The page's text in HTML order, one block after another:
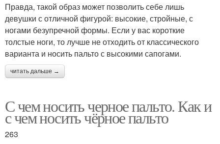
Правда, такой образ может позволить себе лишь
девушки с отличной фигурой: высокие, стройные, с
ногами безупречной формы. Если у вас короткие
толстые ноги, то лучше не отходить от классического
варианта и носить пальто с высокими сапогами.
читать дальше →
С чем носить черное пальто. Как и
с чем носить чёрное пальто
263